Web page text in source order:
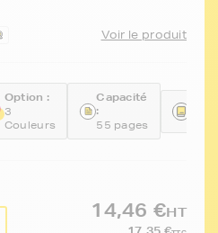
Voir le produit
Option :
3
Couleurs
Capacité
:
55 pages
14,46 €HT